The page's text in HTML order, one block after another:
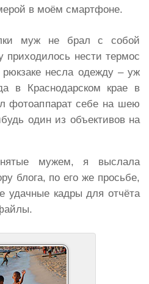
в моём смартфоне.
муж не брал с собой
приходилось нести термос
несла одежду – уж
в Краснодарском крае в
фотоаппарат себе на шею
один из объективов на
мужем, я выслала
блога, по его же просьбе,
удачные кадры для отчёта